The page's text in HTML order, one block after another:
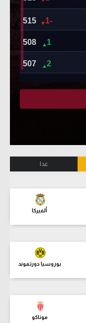
غدا
ألفيركا
بوروسيا دورتموند
موناكو